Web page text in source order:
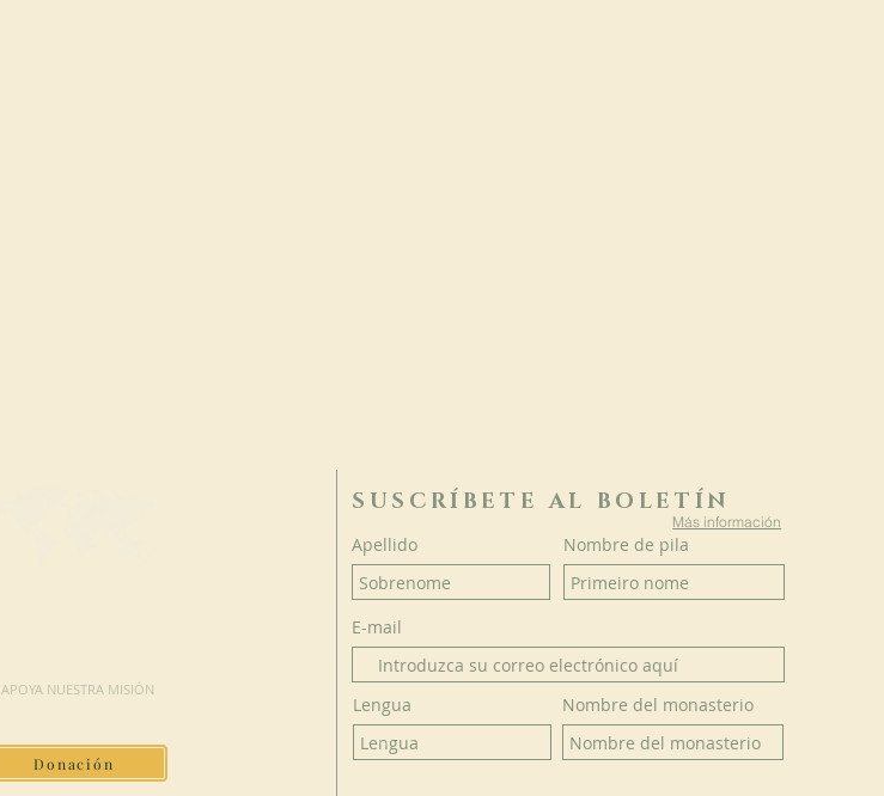
APOYA NUESTRA MISIÓN
Donación
SUSCRÍBETE AL BOLETÍN
Más información
Apellido Nombre de pila
E-mail
Lengua Nombre del monasterio